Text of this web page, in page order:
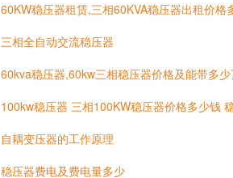
60KW稳压器租赁,三相60KVA稳压器出租价格
三相全自动交流稳压器
60kva稳压器,60kw三相稳压器价格及能带多
100kw稳压器 三相100KW稳压器价格多少钱
自耦变压器的工作原理
稳压器费电及费电量多少